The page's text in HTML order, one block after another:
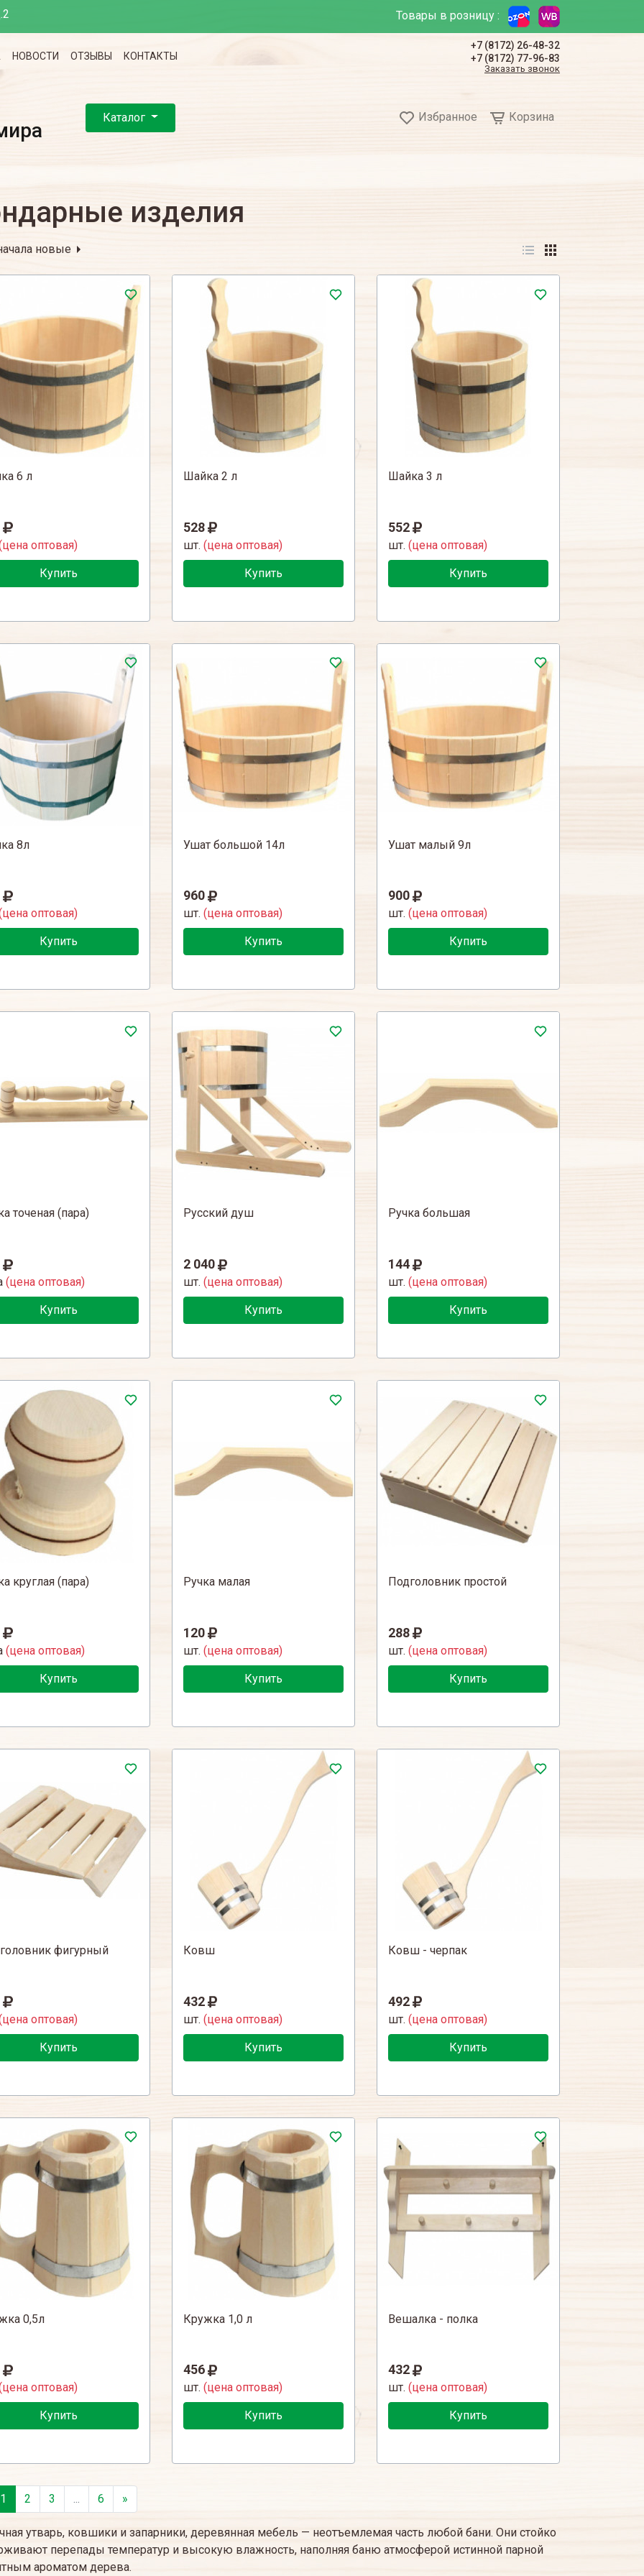
Товары в розницу :
НОВОСТИ ОТЗЫВЫ КОНТАКТЫ
+7 (8172) 26-48-32
+7 (8172) 77-96-83
Заказать звонок
Избранное Корзина
Каталог
изделия
новые
6 л
оптовая)
Купить
Шайка 2 л
528
шт. (цена оптовая)
Купить
Шайка 3 л
552
шт. (цена оптовая)
Купить
8л
оптовая)
Купить
Ушат большой 14л
960
шт. (цена оптовая)
Купить
Ушат малый 9л
900
шт. (цена оптовая)
Купить
точеная (пара)
(цена оптовая)
Купить
Русский душ
2 040
шт. (цена оптовая)
Купить
Ручка большая
144
шт. (цена оптовая)
Купить
круглая (пара)
(цена оптовая)
Купить
Ручка малая
120
шт. (цена оптовая)
Купить
Подголовник простой
288
шт. (цена оптовая)
Купить
фигурный
оптовая)
Купить
Ковш
432
шт. (цена оптовая)
Купить
Ковш - черпак
492
шт. (цена оптовая)
Купить
0,5л
оптовая)
Купить
Кружка 1,0 л
456
шт. (цена оптовая)
Купить
Вешалка - полка
432
шт. (цена оптовая)
Купить
1 2 3 ... 6 »
утварь, ковшики и запарники, деревянная мебель — неотъемлемая часть любой бани. Они стойко
перепады температур и высокую влажность, наполняя баню атмосферой истинной парной
ароматом дерева.